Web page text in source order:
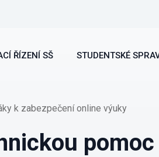
ŘÍZENÍ SŠ STUDENTSKÉ
k zabezpečení online výuky